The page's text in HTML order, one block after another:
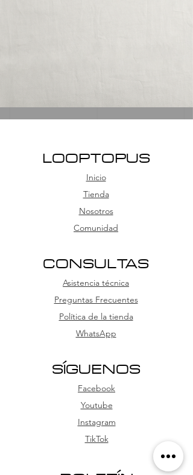
LOOPTOPUS
Inicio
Tienda
Nosotros
Comunidad
CONSULTAS
Asistencia técnica
Preguntas Frecuentes
Política de la tienda
WhatsApp
SÍGUENOS
Facebook
Youtube
Instagram
TikTok